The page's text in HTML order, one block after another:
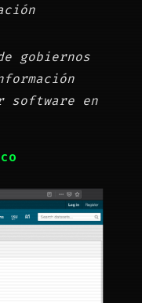
gobiernos
software en